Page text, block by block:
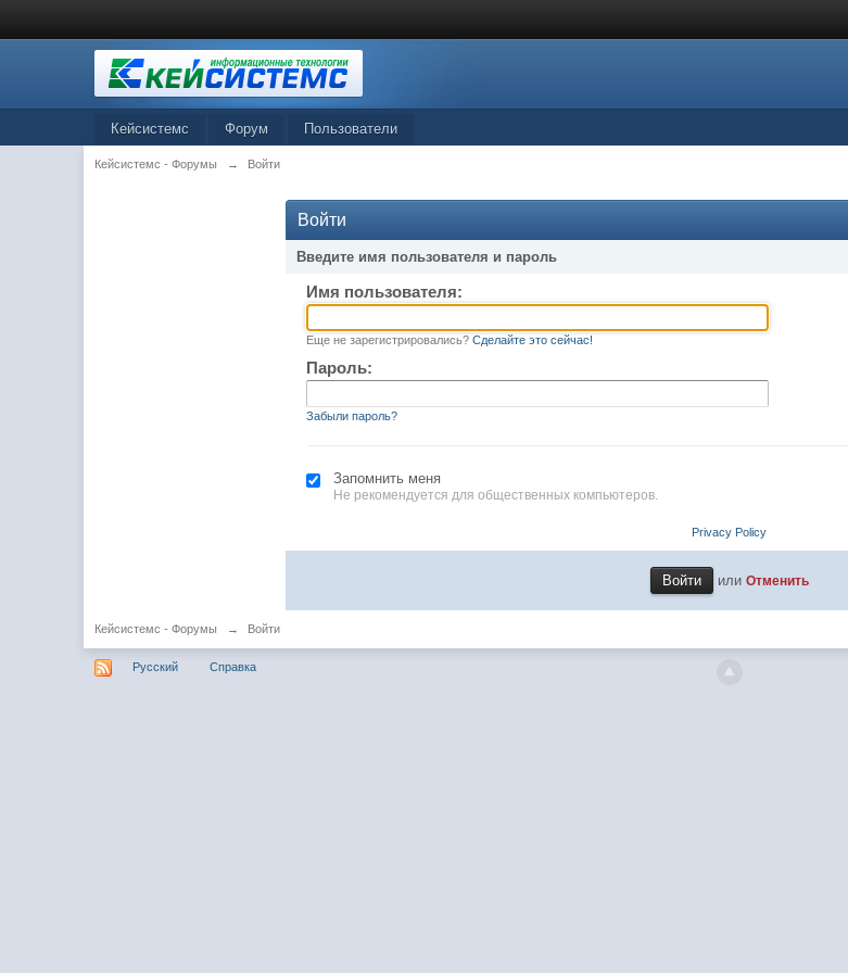
Кейсистемс Форум Пользователи
Кейсистемс - Форумы → Войти
Войти
Введите имя пользователя и пароль
Имя пользователя:
Еще не зарегистрировались? Сделайте это сейчас!
Пароль:
Забыли пароль?
Запомнить меня
Не рекомендуется для общественных компьютеров.
Privacy Policy
или Отменить
Кейсистемс - Форумы → Войти
Русский Справка